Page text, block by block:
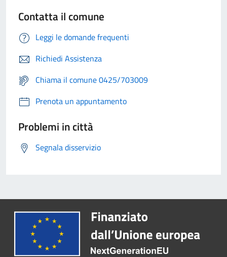
Contatta il comune
Leggi le domande frequenti
Richiedi Assistenza
Chiama il comune 0425/703009
Prenota un appuntamento
Problemi in città
Segnala disservizio